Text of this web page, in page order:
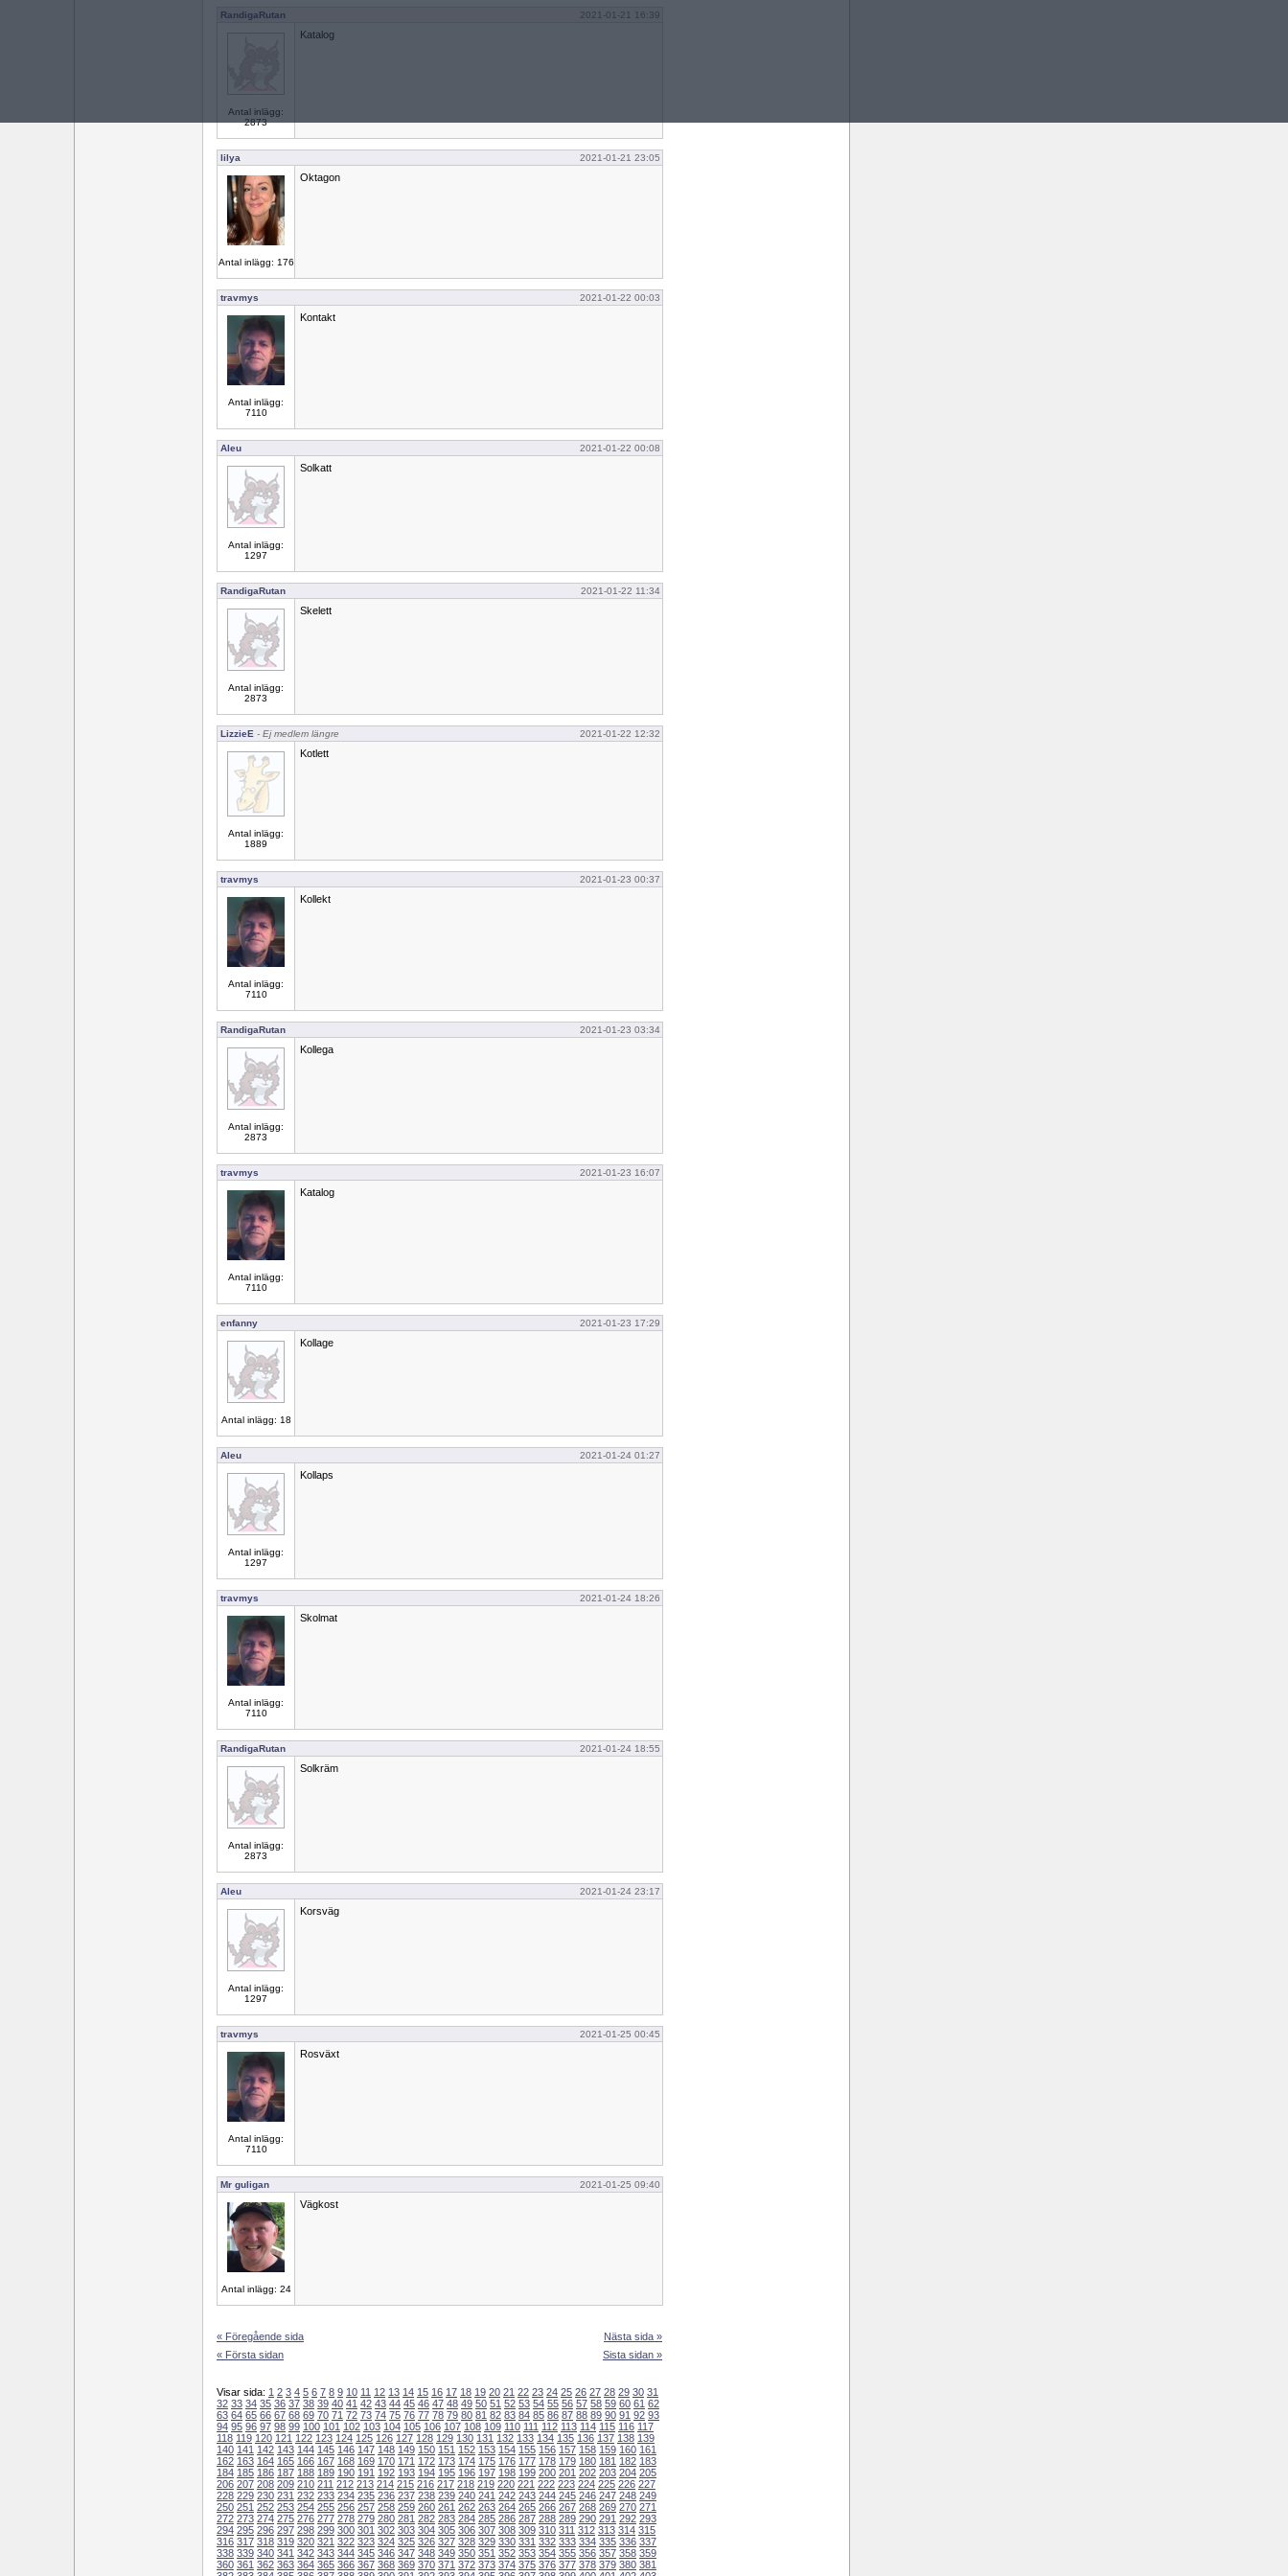
RandigaRutan 2021-01-21 16:39
Antal inlägg:
2873
Katalog
lilya 2021-01-21 23:05
Antal inlägg: 176
Oktagon
travmys 2021-01-22 00:03
Antal inlägg:
7110
Kontakt
Aleu 2021-01-22 00:08
Antal inlägg:
1297
Solkatt
RandigaRutan 2021-01-22 11:34
Antal inlägg:
2873
Skelett
LizzieE - Ej medlem längre 2021-01-22 12:32
Antal inlägg:
1889
Kotlett
travmys 2021-01-23 00:37
Antal inlägg:
7110
Kollekt
RandigaRutan 2021-01-23 03:34
Antal inlägg:
2873
Kollega
travmys 2021-01-23 16:07
Antal inlägg:
7110
Katalog
enfanny 2021-01-23 17:29
Antal inlägg: 18
Kollage
Aleu 2021-01-24 01:27
Antal inlägg:
1297
Kollaps
travmys 2021-01-24 18:26
Antal inlägg:
7110
Skolmat
RandigaRutan 2021-01-24 18:55
Antal inlägg:
2873
Solkräm
Aleu 2021-01-24 23:17
Antal inlägg:
1297
Korsväg
travmys 2021-01-25 00:45
Antal inlägg:
7110
Rosväxt
Mr guligan 2021-01-25 09:40
Antal inlägg: 24
Vägkost
« Föregående sida
« Första sidan
Nästa sida »
Sista sidan »
Visar sida: 1 2 3 4 5 6 7 8 9 10 11 12 13 14 15 16 17 18 19 20 21 22 23 24 25 26 27 28 29 30 31
32 33 34 35 36 37 38 39 40 41 42 43 44 45 46 47 48 49 50 51 52 53 54 55 56 57 58 59 60 61 62
63 64 65 66 67 68 69 70 71 72 73 74 75 76 77 78 79 80 81 82 83 84 85 86 87 88 89 90 91 92 93
94 95 96 97 98 99 100 101 102 103 104 105 106 107 108 109 110 111 112 113 114 115 116 117
118 119 120 121 122 123 124 125 126 127 128 129 130 131 132 133 134 135 136 137 138 139
140 141 142 143 144 145 146 147 148 149 150 151 152 153 154 155 156 157 158 159 160 161
162 163 164 165 166 167 168 169 170 171 172 173 174 175 176 177 178 179 180 181 182 183
184 185 186 187 188 189 190 191 192 193 194 195 196 197 198 199 200 201 202 203 204 205
206 207 208 209 210 211 212 213 214 215 216 217 218 219 220 221 222 223 224 225 226 227
228 229 230 231 232 233 234 235 236 237 238 239 240 241 242 243 244 245 246 247 248 249
250 251 252 253 254 255 256 257 258 259 260 261 262 263 264 265 266 267 268 269 270 271
272 273 274 275 276 277 278 279 280 281 282 283 284 285 286 287 288 289 290 291 292 293
294 295 296 297 298 299 300 301 302 303 304 305 306 307 308 309 310 311 312 313 314 315
316 317 318 319 320 321 322 323 324 325 326 327 328 329 330 331 332 333 334 335 336 337
338 339 340 341 342 343 344 345 346 347 348 349 350 351 352 353 354 355 356 357 358 359
360 361 362 363 364 365 366 367 368 369 370 371 372 373 374 375 376 377 378 379 380 381